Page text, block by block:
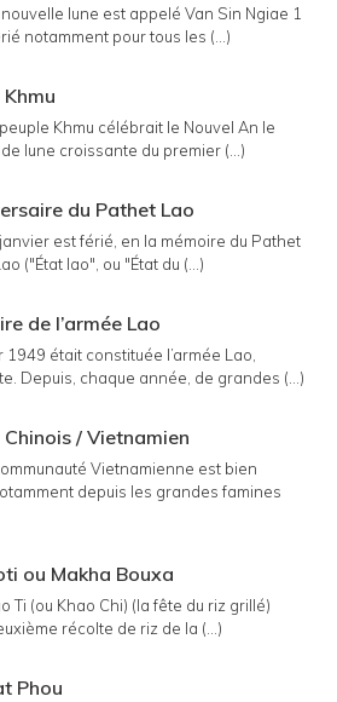
lune est appelé Van Sin Ngiae 1
notamment pour tous les (...)
Khmu célébrait le Nouvel An le
lune croissante du premier (...)
du Pathet Lao
est férié, en la mémoire du Pathet
("État lao", ou "État du (...)
de l’armée Lao
1949 était constituée l’armée Lao,
Depuis, chaque année, de grandes (...)
/ Vietnamien
Vietnamienne est bien
depuis les grandes famines
ou Makha Bouxa
Ti (ou Khao Chi) (la fête du riz grillé)
récolte de riz de la (...)
Phou